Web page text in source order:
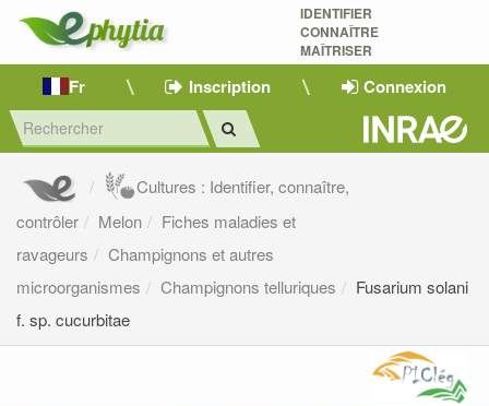
IDENTIFIER
CONNAÎTRE
MAÎTRISER
Fr Inscription Connexion
Cultures : Identifier, connaître,
contrôler
Melon
Fiches maladies et
ravageurs
Champignons et autres
microorganismes
Champignons telluriques
Fusarium solani
f. sp. cucurbitae